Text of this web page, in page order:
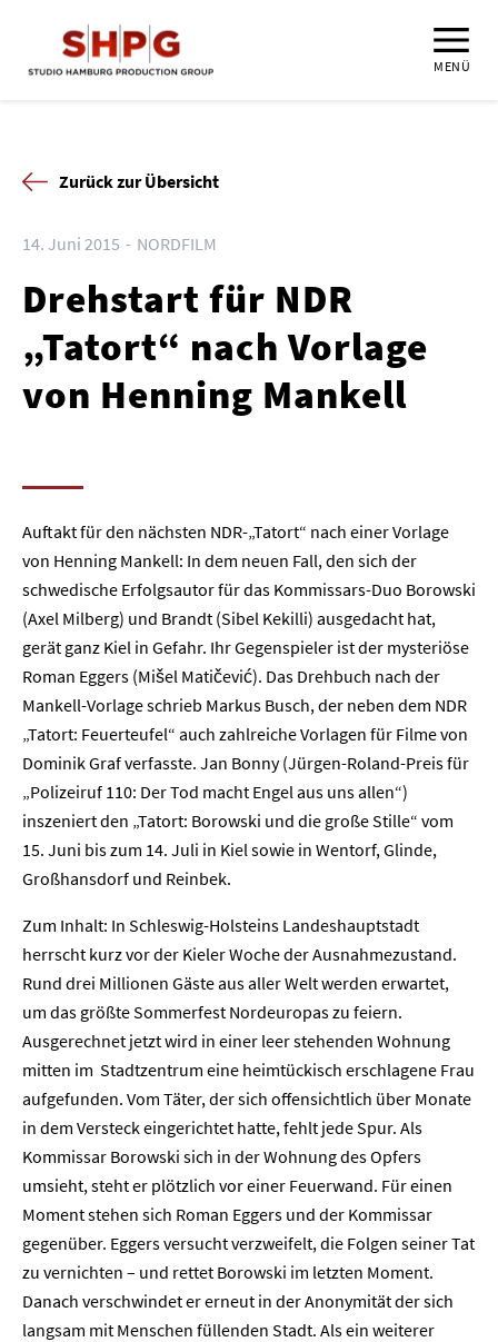
MENÜ
Zurück zur Übersicht
14. Juni 2015 NORDFILM
Drehstart für NDR
„Tatort“ nach Vorlage
von Henning Mankell
Auftakt für den nächsten NDR-„Tatort“ nach einer Vorlage
von Henning Mankell: In dem neuen Fall, den sich der
schwedische Erfolgsautor für das Kommissars-Duo Borowski
(Axel Milberg) und Brandt (Sibel Kekilli) ausgedacht hat,
gerät ganz Kiel in Gefahr. Ihr Gegenspieler ist der mysteriöse
Roman Eggers (Mišel Matičević). Das Drehbuch nach der
Mankell-Vorlage schrieb Markus Busch, der neben dem NDR
„Tatort: Feuerteufel“ auch zahlreiche Vorlagen für Filme von
Dominik Graf verfasste. Jan Bonny (Jürgen-Roland-Preis für
„Polizeiruf 110: Der Tod macht Engel aus uns allen“)
inszeniert den „Tatort: Borowski und die große Stille“ vom
15. Juni bis zum 14. Juli in Kiel sowie in Wentorf, Glinde,
Großhansdorf und Reinbek.
Zum Inhalt: In Schleswig-Holsteins Landeshauptstadt
herrscht kurz vor der Kieler Woche der Ausnahmezustand.
Rund drei Millionen Gäste aus aller Welt werden erwartet,
um das größte Sommerfest Nordeuropas zu feiern.
Ausgerechnet jetzt wird in einer leer stehenden Wohnung
mitten im Stadtzentrum eine heimtückisch erschlagene Frau
aufgefunden. Vom Täter, der sich offensichtlich über Monate
in dem Versteck eingerichtet hatte, fehlt jede Spur. Als
Kommissar Borowski sich in der Wohnung des Opfers
umsieht, steht er plötzlich vor einer Feuerwand. Für einen
Moment stehen sich Roman Eggers und der Kommissar
gegenüber. Eggers versucht verzweifelt, die Folgen seiner Tat
zu vernichten – und rettet Borowski im letzten Moment.
Danach verschwindet er erneut in der Anonymität der sich
langsam mit Menschen füllenden Stadt. Als ein weiterer